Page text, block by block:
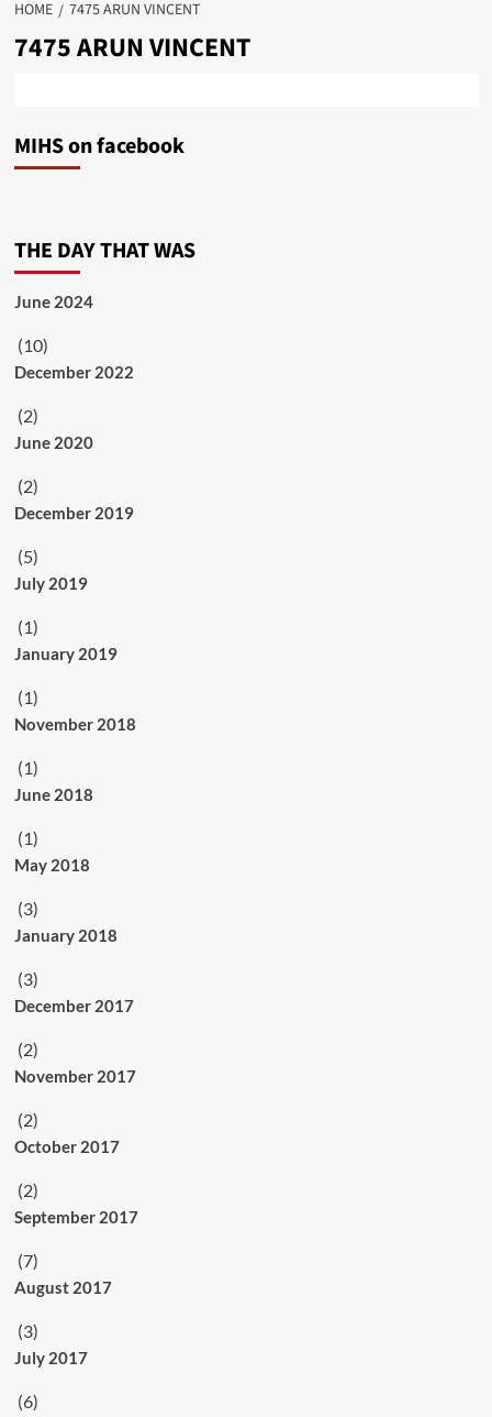
HOME 7475 ARUN VINCENT
7475 ARUN VINCENT
MIHS on facebook
THE DAY THAT WAS
June 2024
(10)
December 2022
(2)
June 2020
(2)
December 2019
(5)
July 2019
(1)
January 2019
(1)
November 2018
(1)
June 2018
(1)
May 2018
(3)
January 2018
(3)
December 2017
(2)
November 2017
(2)
October 2017
(2)
September 2017
(7)
August 2017
(3)
July 2017
(6)